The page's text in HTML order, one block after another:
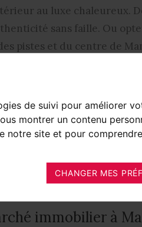
de suivi pour améliorer
montrer un contenu
notre site et pour
CHANGER MES
au luxe chaleureux.
sans faille. Ou
pistes et du centre de
et décoration soignée sont
avec vue
sauna ou d’un hammam
piscine après une
détente haut de gamme
immobilier à